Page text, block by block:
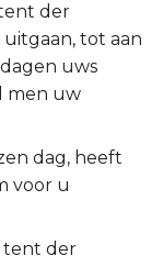
der
tot aan
uws
men uw
dag, heeft
voor u
tent der